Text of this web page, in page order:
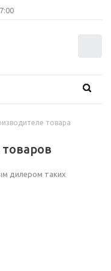
товара
дилером таких